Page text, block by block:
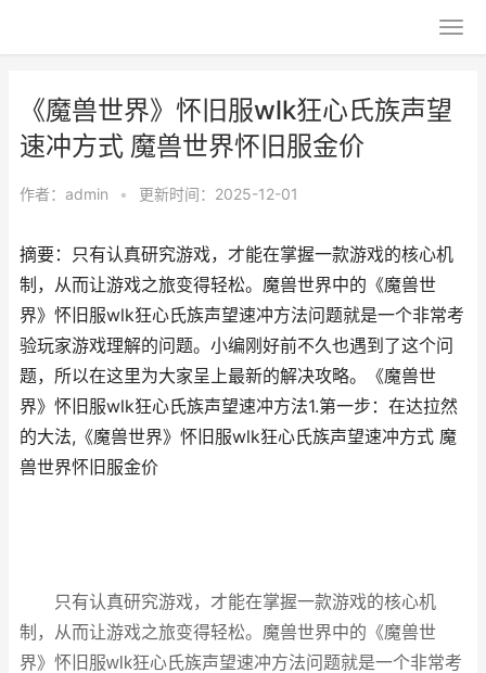
《魔兽世界》怀旧服wlk狂心氏族声望
速冲方式 魔兽世界怀旧服金价
作者： admin • 更新时间：2025-12-01
摘要：只有认真研究游戏，才能在掌握一款游戏的核心机
制，从而让游戏之旅变得轻松。魔兽世界中的《魔兽世
界》怀旧服wlk狂心氏族声望速冲方法问题就是一个非常考
验玩家游戏理解的问题。小编刚好前不久也遇到了这个问
题，所以在这里为大家呈上最新的解决攻略。《魔兽世
界》怀旧服wlk狂心氏族声望速冲方法1.第一步：在达拉然
的大法,《魔兽世界》怀旧服wlk狂心氏族声望速冲方式 魔
兽世界怀旧服金价
只有认真研究游戏，才能在掌握一款游戏的核心机
制，从而让游戏之旅变得轻松。魔兽世界中的《魔兽世
界》怀旧服wlk狂心氏族声望速冲方法问题就是一个非常考